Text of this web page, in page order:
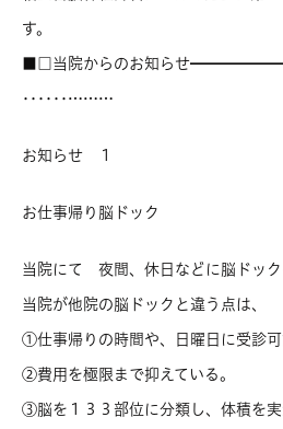
す。
■□当院からのお知らせ
‥‥‥………
お知らせ １
お仕事帰り脳ドック
当院にて 夜間、休日などに脳ドック
当院が他院の脳ドックと違う点は、
①仕事帰りの時間や、日曜日に受診可
②費用を極限まで抑えている。
③脳を１３３部位に分類し、体積を実